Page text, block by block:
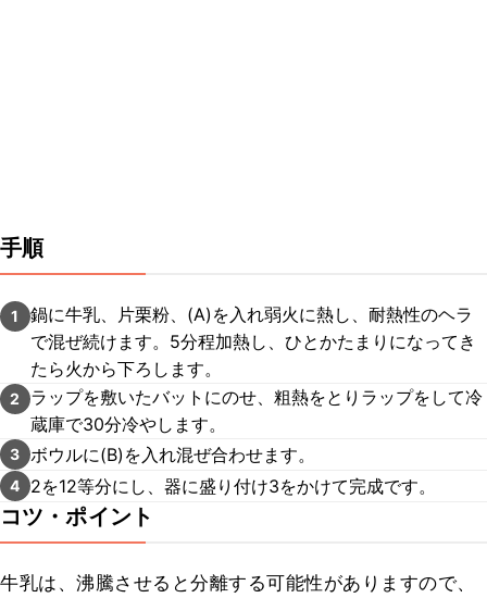
手順
1
鍋に牛乳、片栗粉、(A)を入れ弱火に熱し、耐熱性のヘラ
で混ぜ続けます。5分程加熱し、ひとかたまりになってき
たら火から下ろします。
2
ラップを敷いたバットにのせ、粗熱をとりラップをして冷
蔵庫で30分冷やします。
3 ボウルに(B)を入れ混ぜ合わせます。
4 2を12等分にし、器に盛り付け3をかけて完成です。
コツ・ポイント
牛乳は、沸騰させると分離する可能性がありますので、